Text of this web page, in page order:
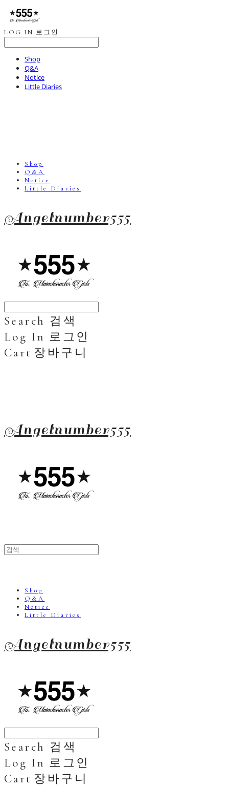
LOG IN 로그인
Shop
Q&A
Notice
Little Diaries
Shop
Q&A
Notice
Little Diaries
Angelnumber555
Search 검색
Log In 로그인
Cart 장바구니
Angelnumber555
Shop
Q&A
Notice
Little Diaries
Angelnumber555
Search 검색
Log In 로그인
Cart 장바구니